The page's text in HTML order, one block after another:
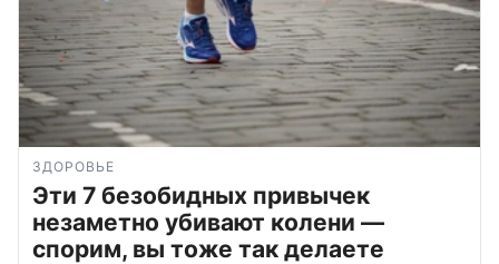
ЗДОРОВЬЕ
Эти 7 безобидных привычек
незаметно убивают колени —
спорим, вы тоже так делаете